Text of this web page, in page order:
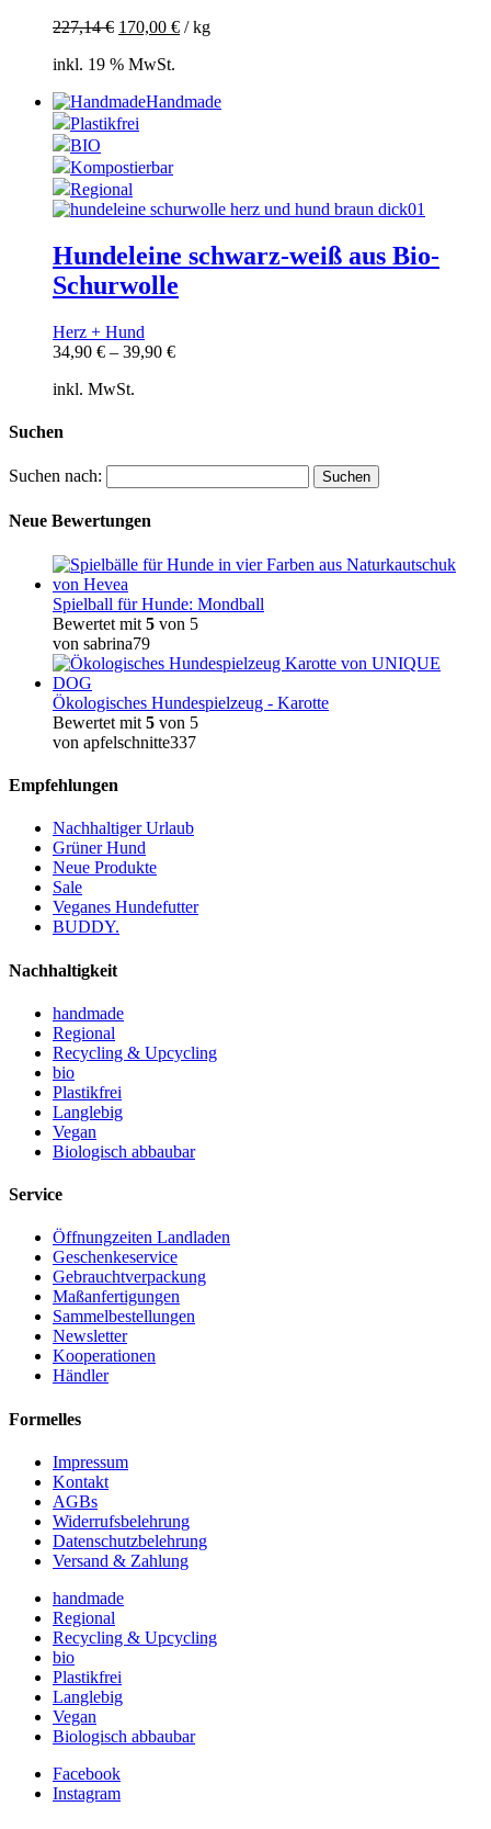
227,14€ 170,00 € /kg
inkl. 19 % MwSt.
Handmade
Plastikfrei
BIO
Kompostierbar
Regional
Hundeleine schwarz-weiß aus Bio-
Schurwolle
Herz + Hund
34,90 € – 39,90 €
inkl. MwSt.
Suchen
Suchen nach:
Neue Bewertungen
Spielball für Hunde: Mondball
Bewertet mit 5 von 5
von sabrina79
Ökologisches Hundespielzeug - Karotte
Bewertet mit 5 von 5
von apfelschnitte337
Empfehlungen
Nachhaltiger Urlaub
Grüner Hund
Neue Produkte
Sale
Veganes Hundefutter
BUDDY.
Nachhaltigkeit
handmade
Regional
Recycling & Upcycling
bio
Plastikfrei
Langlebig
Vegan
Biologisch abbaubar
Service
Öffnungzeiten Landladen
Geschenkeservice
Gebrauchtverpackung
Maßanfertigungen
Sammelbestellungen
Newsletter
Kooperationen
Händler
Formelles
Impressum
Kontakt
AGBs
Widerrufsbelehrung
Datenschutzbelehrung
Versand & Zahlung
handmade
Regional
Recycling & Upcycling
bio
Plastikfrei
Langlebig
Vegan
Biologisch abbaubar
Facebook
Instagram